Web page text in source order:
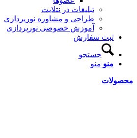
تبلیغات در نتلایت
طراحی و مشاوره نورپردازی
آموزش خصوصی نورپردازی
ثبت سفارش
جستجو
منو منو